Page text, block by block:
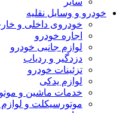
خودرو و وسایل نقلیه
خودروی داخلی و
اجاره خودرو
لوازم جانبی خودرو
دزدگیر و ردیاب
تزئینات خودرو
لوازم یدکی
خدمات ماشین و
موتورسیکلت و لوازم